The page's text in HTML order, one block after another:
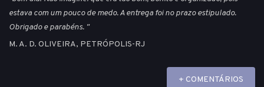
estava com um pouco de medo. A entrega foi no prazo estipulado.
Obrigado e parabéns. "
M. A. D. OLIVEIRA, PETRÓPOLIS-RJ
+ COMENTÁRIOS